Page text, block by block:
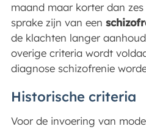
maand maar korter dan
sprake zijn van een
de klachten langer
overige criteria wordt
diagnose schizofrenie
Historische criteria
Voor de invoering van